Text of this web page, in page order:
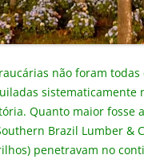
não foram
sistematicamente
Quanto maior fosse
Brazil Lumber &
penetravam no